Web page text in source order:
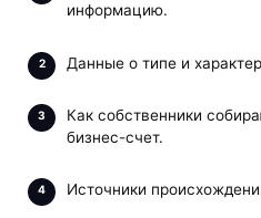
информацию.
Данные о типе и
Как собственники
бизнес-счет.
Источники